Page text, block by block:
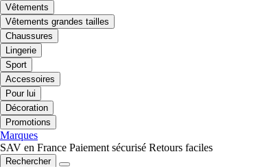
Vêtements
Vêtements grandes tailles
Chaussures
Lingerie
Sport
Accessoires
Pour lui
Décoration
Promotions
Marques
SAV en France Paiement sécurisé Retours faciles
Rechercher